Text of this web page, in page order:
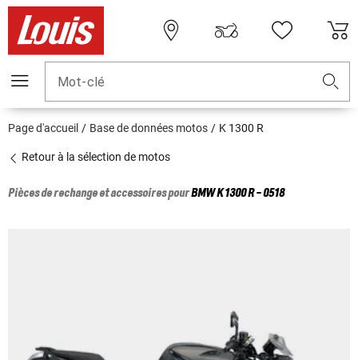
Mot-clé
Page d'accueil Base de données motos K 1300 R
Retour à la sélection de motos
Pièces de rechange et accessoires pourBMWK 1300 R - 0518